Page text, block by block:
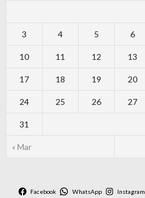
« Mar
3 4 5 6
10 11 12 13
17 18 19 20
24 25 26 27
31
Facebook WhatsApp Instagram